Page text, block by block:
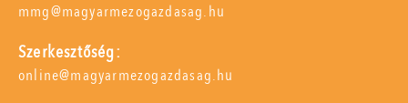
mmg@magyarmezogazdasag.hu
Szerkesztőség:
online@magyarmezogazdasag.hu